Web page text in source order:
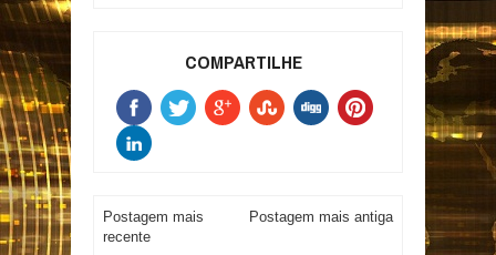
COMPARTILHE
Postagem mais
recente
Postagem mais antiga